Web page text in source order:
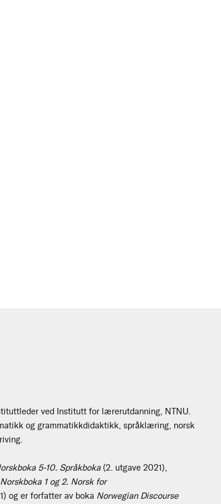
ved Institutt for lærerutdanning, NTNU.
og grammatikkdidaktikk, språklæring, norsk
5-10. Språkboka(2. utgave 2021),
Norskboka 1 og 2. Norsk for
og er forfatter av boka Norwegian Discourse